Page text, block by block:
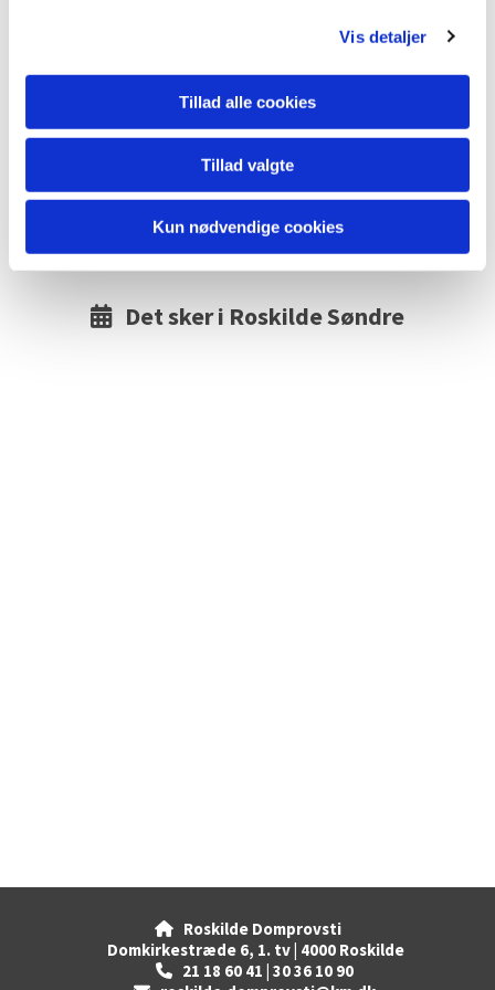
Vis detaljer
Tillad alle cookies
Tillad valgte
Kun nødvendige cookies
Tekst ved Mogens Ohm Jensen
Foto af professor Hein Heinsens
udsmykning på altervæggen: Hans Jørgen
Bendixen
Læs mere på www.jakobskirken.dk
Det sker i Roskilde Søndre
Roskilde Domprovsti
Domkirkestræde 6, 1. tv | 4000 Roskilde
21 18 60 41 | 30 36 10 90